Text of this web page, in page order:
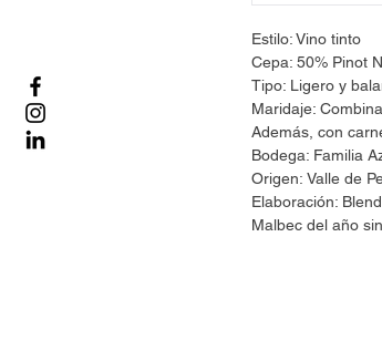
Estilo: Vino tinto
Cepa: 50% Pinot
Tipo: Ligero y
Maridaje:
Además, con
Bodega: Familia
Origen: Valle de
Elaboración:
Malbec del año